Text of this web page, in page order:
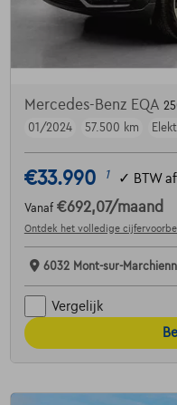
Mercedes-Benz EQA
01/2024
57.500 km
€33.990 1 ✓ BTW
Vanaf €692,07/maand
Ontdek het volledige
6032 Mont-sur-
Vergelijk